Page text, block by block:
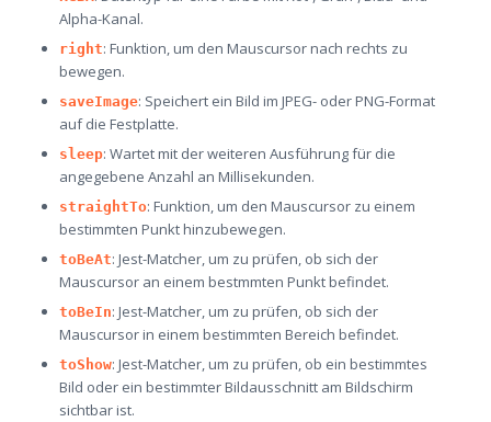
Alpha-Kanal.
right: Funktion, um den Mauscursor nach rechts zu
bewegen.
saveImage: Speichert ein Bild im JPEG- oder PNG-Format
auf die Festplatte.
sleep: Wartet mit der weiteren Ausführung für die
angegebene Anzahl an Millisekunden.
straightTo: Funktion, um den Mauscursor zu einem
bestimmten Punkt hinzubewegen.
toBeAt: Jest-Matcher, um zu prüfen, ob sich der
Mauscursor an einem bestmmten Punkt befindet.
toBeIn: Jest-Matcher, um zu prüfen, ob sich der
Mauscursor in einem bestimmten Bereich befindet.
toShow: Jest-Matcher, um zu prüfen, ob ein bestimmtes
Bild oder ein bestimmter Bildausschnitt am Bildschirm
sichtbar ist.